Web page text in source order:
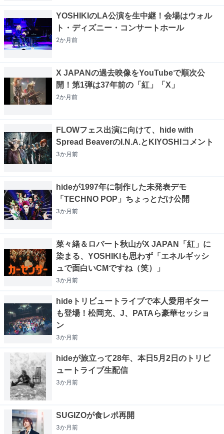
YOSHIKIのLA公演を生中継！会場はウォル
ト・ディズニー・コンサートホール
2か月前
X JAPANの過去映像をYouTubeで順次公
開！第1弾は37年前の「紅」「X」
2か月前
FLOWフェス出演に向けて、hide with
Spread BeaverのI.N.A.とKIYOSHIコメント
3か月前
hideが1997年に制作した未発表デモ
「TECHNO POP」ちょっとだけ公開
3か月前
菜々緒＆ロバート秋山がX JAPAN「紅」に
染まる、YOSHIKIも思わず「エネルギッシ
ュで面白いCMですね（笑）」
3か月前
hideトリビュートライブで本人愛用ギター
も登場！松岡充、J、PATAら豪華セッショ
ン
3か月前
hideが旅立って28年、本日5月2日のトリビ
ュートライブ生配信
3か月前
SUGIZOが食レポ再開
3か月前